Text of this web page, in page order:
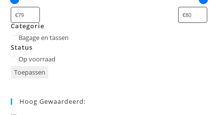
Categorie
Categorie
Bagage en tassen
Status
Status
Op voorraad
Toepassen
Hoog Gewaardeerd: